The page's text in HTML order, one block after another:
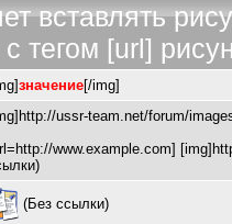
вставлять
тегом [url]
значение[/img]
ussr-team.net/forum/
www.example.com]
(Без ссылки)